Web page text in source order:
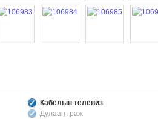
Кабелын телевиз
Дулаан граж